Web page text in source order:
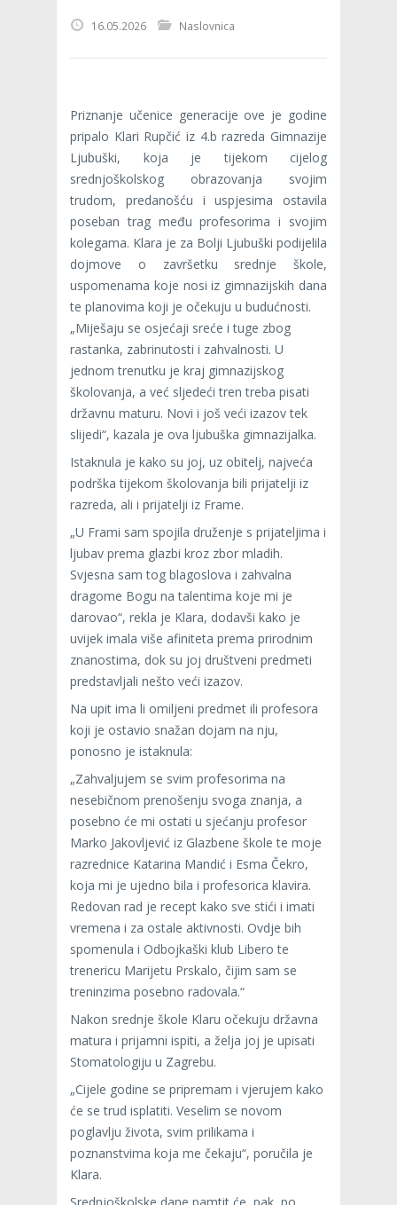
16.05.2026 Naslovnica
Priznanje učenice generacije ove je godine
pripalo Klari Rupčić iz 4.b razreda Gimnazije
Ljubuški, koja je tijekom cijelog
srednjoškolskog obrazovanja svojim
trudom, predanošću i uspjesima ostavila
poseban trag među profesorima i svojim
kolegama. Klara je za Bolji Ljubuški podijelila
dojmove o završetku srednje škole,
uspomenama koje nosi iz gimnazijskih dana
te planovima koji je očekuju u budućnosti.
„Miješaju se osjećaji sreće i tuge zbog
rastanka, zabrinutosti i zahvalnosti. U
jednom trenutku je kraj gimnazijskog
školovanja, a već sljedeći tren treba pisati
državnu maturu. Novi i još veći izazov tek
slijedi“, kazala je ova ljubuška gimnazijalka.
Istaknula je kako su joj, uz obitelj, najveća
podrška tijekom školovanja bili prijatelji iz
razreda, ali i prijatelji iz Frame.
„U Frami sam spojila druženje s prijateljima i
ljubav prema glazbi kroz zbor mladih.
Svjesna sam tog blagoslova i zahvalna
dragome Bogu na talentima koje mi je
darovao“, rekla je Klara, dodavši kako je
uvijek imala više afiniteta prema prirodnim
znanostima, dok su joj društveni predmeti
predstavljali nešto veći izazov.
Na upit ima li omiljeni predmet ili profesora
koji je ostavio snažan dojam na nju,
ponosno je istaknula:
„Zahvaljujem se svim profesorima na
nesebičnom prenošenju svoga znanja, a
posebno će mi ostati u sjećanju profesor
Marko Jakovljević iz Glazbene škole te moje
razrednice Katarina Mandić i Esma Čekro,
koja mi je ujedno bila i profesorica klavira.
Redovan rad je recept kako sve stići i imati
vremena i za ostale aktivnosti. Ovdje bih
spomenula i Odbojkaški klub Libero te
trenericu Marijetu Prskalo, čijim sam se
treninzima posebno radovala.“
Nakon srednje škole Klaru očekuju državna
matura i prijamni ispiti, a želja joj je upisati
Stomatologiju u Zagrebu.
„Cijele godine se pripremam i vjerujem kako
će se trud isplatiti. Veselim se novom
poglavlju života, svim prilikama i
poznanstvima koja me čekaju“, poručila je
Klara.
Srednjoškolske dane pamtit će, pak, po